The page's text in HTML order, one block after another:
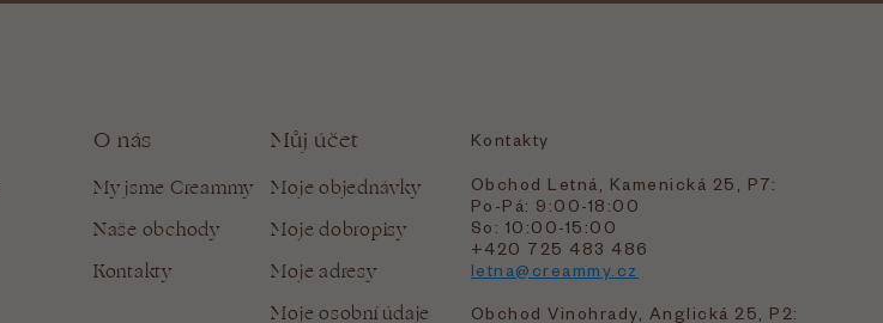
O nás
My jsme Creammy
Naše obchody
Kontakty
Můj účet
Moje objednávky
Moje dobropisy
Moje adresy
Moje osobní údaje
Kontakty
Obchod Letná, Kamenická 25, P7:
Po-Pá: 9:00-18:00
So: 10:00-15:00
+420 725 483 486
letna@creammy.cz
Obchod Vinohrady, Anglická 25, P2: